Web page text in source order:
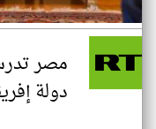
مصر
دولة